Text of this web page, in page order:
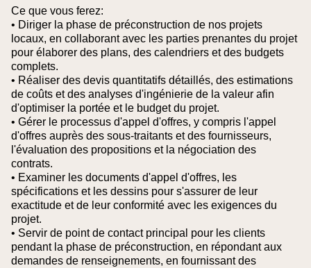
Ce que vous ferez:
• Diriger la phase de préconstruction de nos projets
locaux, en collaborant avec les parties prenantes du projet
pour élaborer des plans, des calendriers et des budgets
complets.
• Réaliser des devis quantitatifs détaillés, des estimations
de coûts et des analyses d'ingénierie de la valeur afin
d'optimiser la portée et le budget du projet.
• Gérer le processus d'appel d'offres, y compris l'appel
d'offres auprès des sous-traitants et des fournisseurs,
l'évaluation des propositions et la négociation des
contrats.
• Examiner les documents d'appel d'offres, les
spécifications et les dessins pour s'assurer de leur
exactitude et de leur conformité avec les exigences du
projet.
• Servir de point de contact principal pour les clients
pendant la phase de préconstruction, en répondant aux
demandes de renseignements, en fournissant des